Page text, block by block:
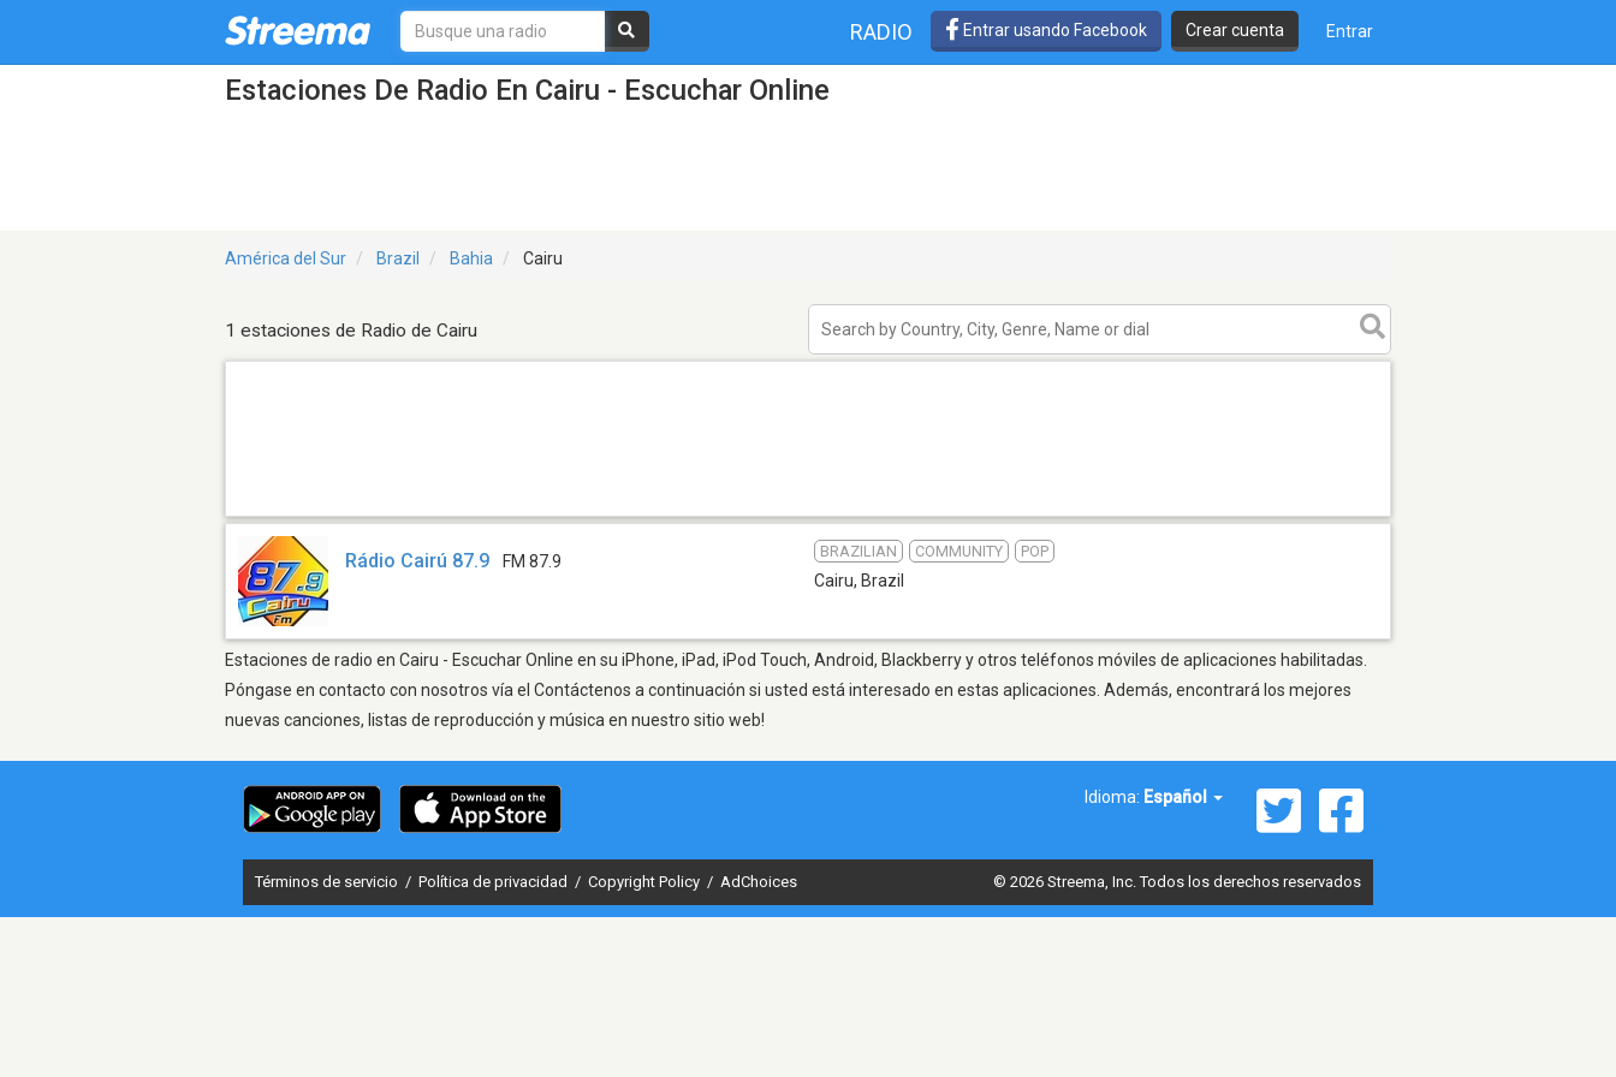
RADIO Entrar usando Facebook Crear cuenta Entrar
Estaciones De Radio En Cairu - Escuchar Online
América del Sur Brazil Bahia Cairu
1 estaciones de Radio de Cairu
Rádio Cairú 87.9 FM 87.9
BRAZILIAN COMMUNITY POP
Cairu, Brazil
Estaciones de radio en Cairu - Escuchar Online en su iPhone, iPad, iPod Touch, Android, Blackberry y otros teléfonos móviles de aplicaciones habilitadas.
Póngase en contacto con nosotros vía el Contáctenos a continuación si usted está interesado en estas aplicaciones. Además, encontrará los mejores
nuevas canciones, listas de reproducción y música en nuestro sitio web!
Idioma: Español
Términos de servicio / Política de privacidad / Copyright Policy / AdChoices © 2026 Streema, Inc. Todos los derechos reservados